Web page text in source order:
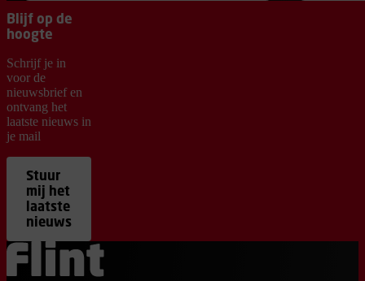
Blijf op de
hoogte
Schrijf je in
voor de
nieuwsbrief en
ontvang het
laatste nieuws in
je mail
Stuur
mij het
laatste
nieuws
Ga terug naar de homepage